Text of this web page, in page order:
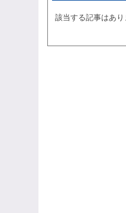
該当する記事はあり